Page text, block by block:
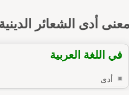
معنى أدى الشعائر
في اللغة العربية
أدى